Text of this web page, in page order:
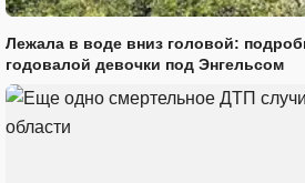
Лежала в воде вниз головой:
годовалой девочки под Энгельсом